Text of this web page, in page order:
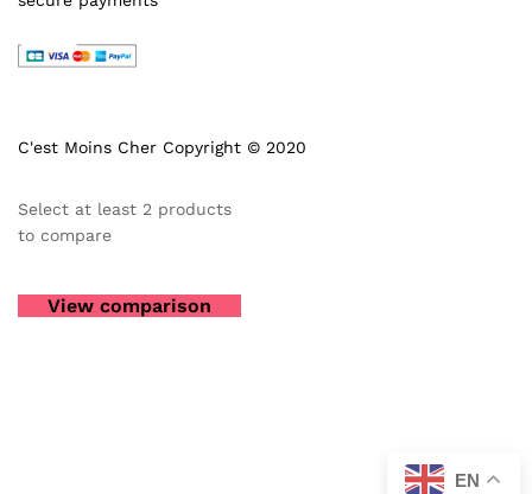
C'est Moins Cher Copyright © 2020
EN
Select at least 2 products
to compare
View comparison